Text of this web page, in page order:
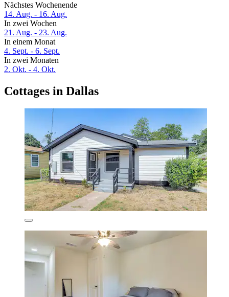
Nächstes Wochenende
14. Aug. - 16. Aug.
In zwei Wochen
21. Aug. - 23. Aug.
In einem Monat
4. Sept. - 6. Sept.
In zwei Monaten
2. Okt. - 4. Okt.
Cottages in Dallas